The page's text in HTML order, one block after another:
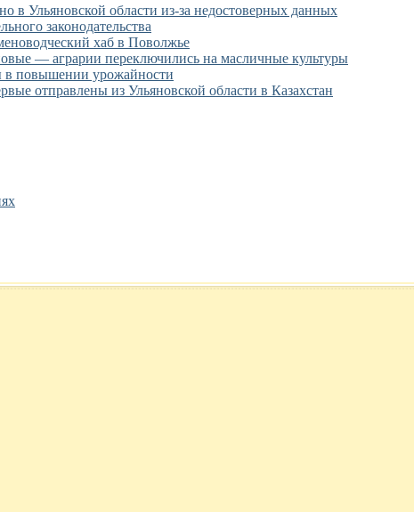
в Ульяновской области из-за недостоверных данных
законодательства
хаб в Поволжье
— аграрии переключились на масличные культуры
в повышении урожайности
отправлены из Ульяновской области в Казахстан